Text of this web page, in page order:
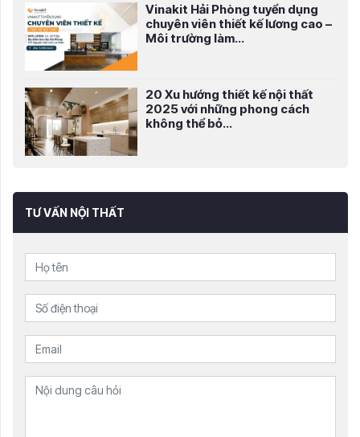
Vinakit Hải Phòng tuyển dụng
chuyên viên thiết kế lương cao –
Môi trường làm...
20 Xu hướng thiết kế nội thất
2025 với những phong cách
không thể bỏ...
TƯ VẤN NỘI THẤT